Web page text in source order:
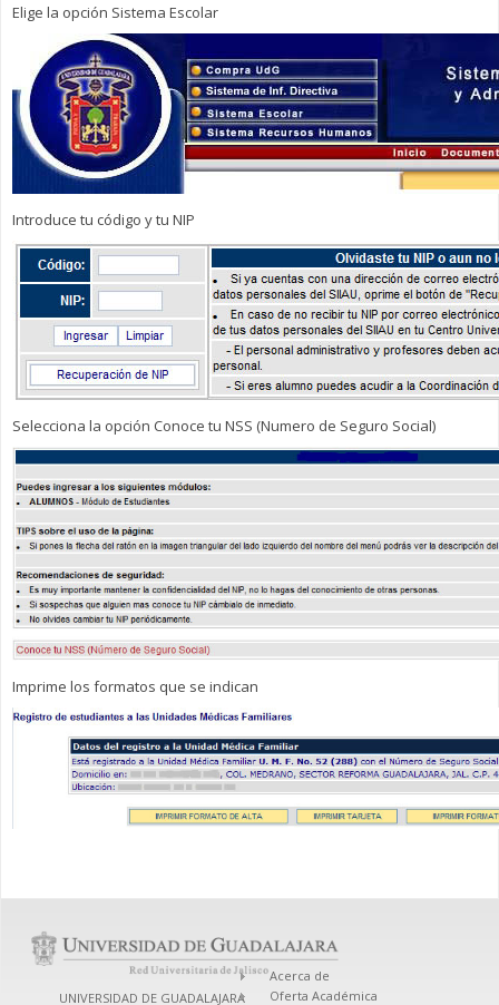
Elige la opción Sistema Escolar
Introduce tu código y tu NIP
Selecciona la opción Conoce tu NSS (Numero de Seguro Social)
Imprime los formatos que se indican
UNIVERSIDAD DE GUADALAJARA
Acerca de
Oferta Académica